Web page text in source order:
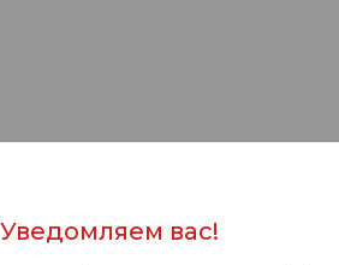
Уведомляем вас!